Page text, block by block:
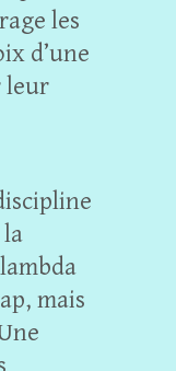
les
d’une
leur
mais